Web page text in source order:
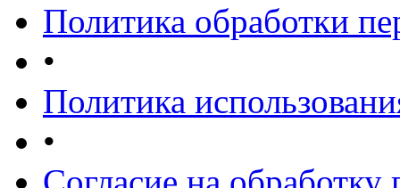
Политика обработки
•
Политика
•